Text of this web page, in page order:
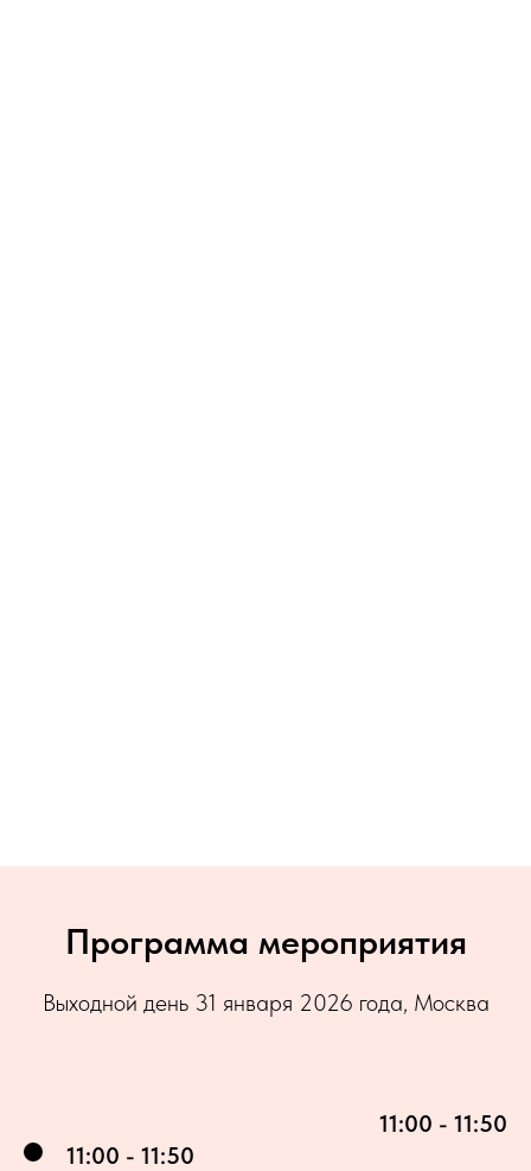
Программа мероприятия
Выходной день 31 января 2026 года, Москва
11:00 - 11:50
11:00 - 11:50